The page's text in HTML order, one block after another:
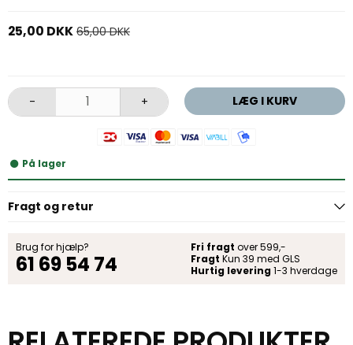
25,00 DKK 65,00 DKK
- + LÆG I KURV
På lager
Fragt og retur
Brug for hjælp?
61 69 54 74
Fri fragt over 599,-
Fragt Kun 39 med GLS
Hurtig levering 1-3 hverdage